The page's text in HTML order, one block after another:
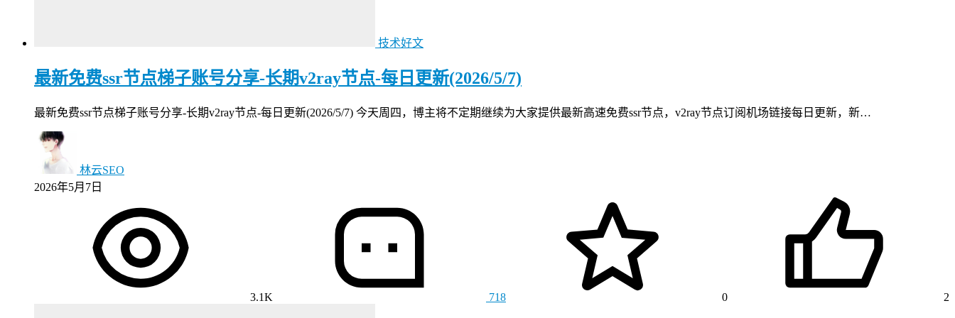
技术好文
最新免费ssr节点梯子账号分享-长期v2ray节点-每日更新(2026/5/7)
最新免费ssr节点梯子账号分享-长期v2ray节点-每日更新(2026/5/7) 今天周四，博主将不定期继续为大家提供最新高速免费ssr节点，v2ray节点订阅机场链接每日更新，新…
林云SEO
2026年5月7日
3.1K 718 0 2